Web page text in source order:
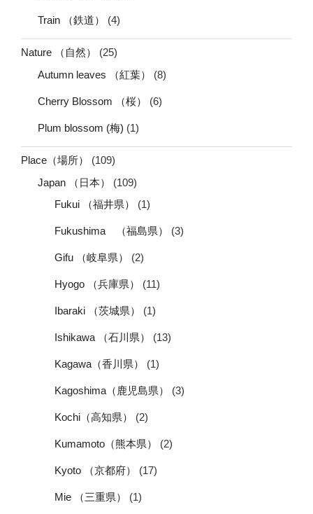
Train （鉄道） (4)
Nature （自然）
(25)
Autumn leaves （紅葉）
(8)
Cherry Blossom （桜） (6)
Plum blossom (梅) (1)
Place（場所）
(109)
Japan （日本）
(109)
Fukui （福井県）
(1)
Fukushima （福島県） (3)
Gifu （岐阜県） (2)
Hyogo （兵庫県） (11)
Ibaraki （茨城県） (1)
Ishikawa （石川県） (13)
Kagawa（香川県） (1)
Kagoshima（鹿児島県） (3)
Kochi（高知県） (2)
Kumamoto（熊本県） (2)
Kyoto （京都府） (17)
Mie （三重県） (1)